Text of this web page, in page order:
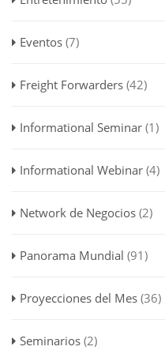
Eventos (7)
Freight Forwarders (42)
Informational Seminar (1)
Informational Webinar (4)
Network de Negocios (2)
Panorama Mundial (91)
Proyecciones del Mes (36)
Seminarios (2)